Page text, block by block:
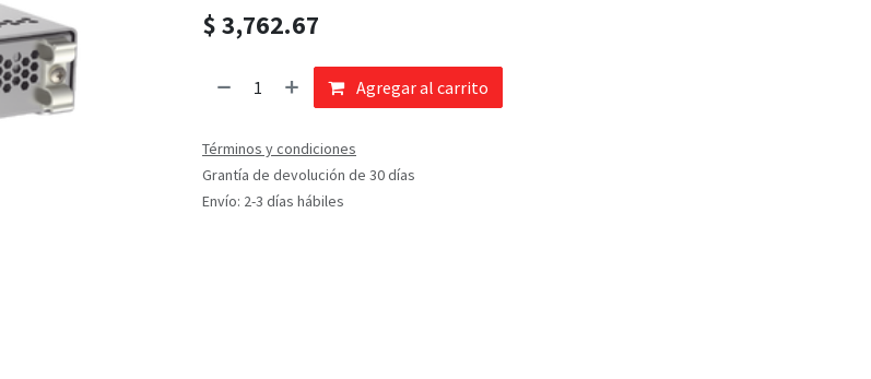
$3,762.67
Agregar al carrito
Términos y condiciones
Grantía de devolución de 30 días
Envío: 2-3 días hábiles